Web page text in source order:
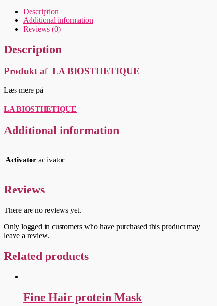
Description
Additional information
Reviews (0)
Description
Produkt af LA BIOSTHETIQUE
Læs mere på
LA BIOSTHETIQUE
Additional information
Activator activator
Reviews
There are no reviews yet.
Only logged in customers who have purchased this product may
leave a review.
Related products
Fine Hair protein Mask